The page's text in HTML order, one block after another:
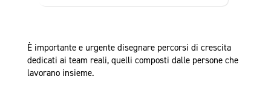
È importante e urgente disegnare percorsi di crescita
dedicati ai team reali, quelli composti dalle persone che
lavorano insieme.